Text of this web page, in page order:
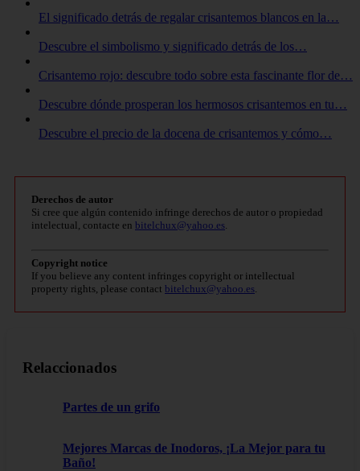
El significado detrás de regalar crisantemos blancos en la…
Descubre el simbolismo y significado detrás de los…
Crisantemo rojo: descubre todo sobre esta fascinante flor de…
Descubre dónde prosperan los hermosos crisantemos en tu…
Descubre el precio de la docena de crisantemos y cómo…
Derechos de autor
Si cree que algún contenido infringe derechos de autor o propiedad
intelectual, contacte en bitelchux@yahoo.es
Copyright notice
If you believe any content infringes copyright or intellectual
property rights, please contact bitelchux@yahoo.es
Relaccionados
Partes de un grifo
Mejores Marcas de Inodoros, ¡La Mejor para tu
Baño!